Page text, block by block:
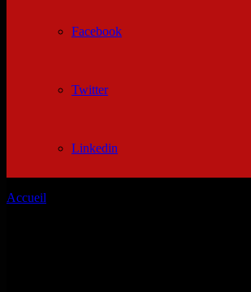
Facebook
Twitter
Linkedin
Accueil